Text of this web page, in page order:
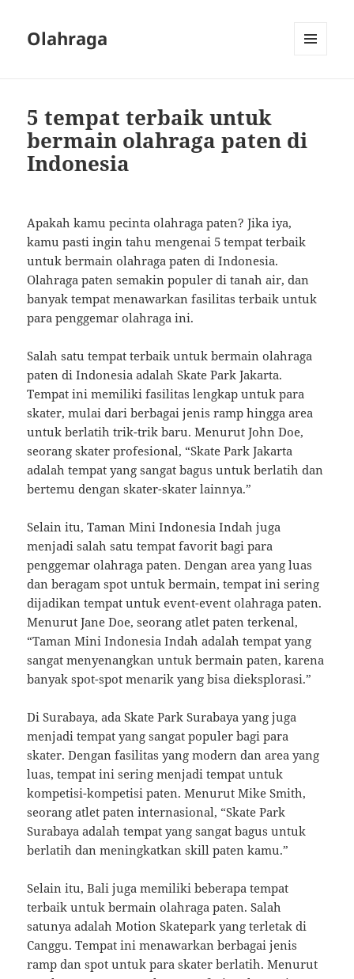
Olahraga
5 tempat terbaik untuk
bermain olahraga paten di
Indonesia
Apakah kamu pecinta olahraga paten? Jika iya,
kamu pasti ingin tahu mengenai 5 tempat terbaik
untuk bermain olahraga paten di Indonesia.
Olahraga paten semakin populer di tanah air, dan
banyak tempat menawarkan fasilitas terbaik untuk
para penggemar olahraga ini.
Salah satu tempat terbaik untuk bermain olahraga
paten di Indonesia adalah Skate Park Jakarta.
Tempat ini memiliki fasilitas lengkap untuk para
skater, mulai dari berbagai jenis ramp hingga area
untuk berlatih trik-trik baru. Menurut John Doe,
seorang skater profesional, “Skate Park Jakarta
adalah tempat yang sangat bagus untuk berlatih dan
bertemu dengan skater-skater lainnya.”
Selain itu, Taman Mini Indonesia Indah juga
menjadi salah satu tempat favorit bagi para
penggemar olahraga paten. Dengan area yang luas
dan beragam spot untuk bermain, tempat ini sering
dijadikan tempat untuk event-event olahraga paten.
Menurut Jane Doe, seorang atlet paten terkenal,
“Taman Mini Indonesia Indah adalah tempat yang
sangat menyenangkan untuk bermain paten, karena
banyak spot-spot menarik yang bisa dieksplorasi.”
Di Surabaya, ada Skate Park Surabaya yang juga
menjadi tempat yang sangat populer bagi para
skater. Dengan fasilitas yang modern dan area yang
luas, tempat ini sering menjadi tempat untuk
kompetisi-kompetisi paten. Menurut Mike Smith,
seorang atlet paten internasional, “Skate Park
Surabaya adalah tempat yang sangat bagus untuk
berlatih dan meningkatkan skill paten kamu.”
Selain itu, Bali juga memiliki beberapa tempat
terbaik untuk bermain olahraga paten. Salah
satunya adalah Motion Skatepark yang terletak di
Canggu. Tempat ini menawarkan berbagai jenis
ramp dan spot untuk para skater berlatih. Menurut